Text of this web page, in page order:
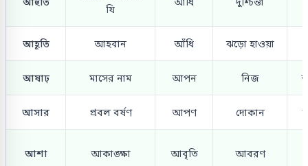
যি
আহূতি আহবান আঁধি ঝড়ো হাওয়া
আষাঢ় মাসের নাম আপন নিজ
আসার প্রবল বর্ষণ আপণ দোকান
আশা আকাঙ্ক্ষা আবৃতি আবরণ